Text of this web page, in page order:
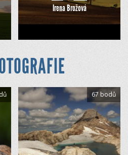
Irena Brožová
67 bodů